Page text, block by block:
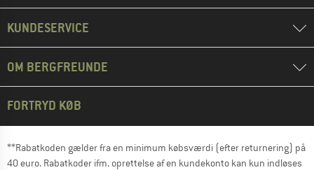
KUNDESERVICE
OM BERGFREUNDE
FORTRYD KØB
**Rabatkoden gælder fra en minimum købsværdi (efter returnering) på
40 euro. Rabatkoder ifm. oprettelse af en kundekonto kan kun indløses